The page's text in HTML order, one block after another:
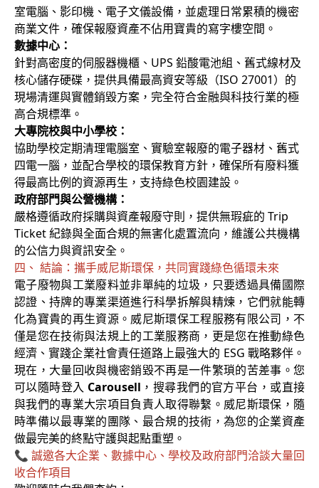
室電腦、影印機、電子文儀設備，並處理日常累積的機密
商業文件，確保報廢資產不佔用寶貴的寫字樓空間。
數據中心：
針對高密度的伺服器機櫃、UPS 鉛酸電池組、舊式線材及
核心儲存硬碟，提供具備最高資安等級（ISO 27001）的
現場清運與實體銷毀方案，完全符合金融與科技行業的極
高合規標準。
大專院校與中小學校：
協助學校定期清理電腦室、實驗室報廢的電子器材、舊式
四電一腦，並配合學校的環保教育方針，確保所有廢料獲
得最高比例的資源再生，支持綠色校園建設。
政府部門與公營機構：
嚴格遵循政府採購與資產報廢守則，提供無瑕疵的 Trip
Ticket 紀錄與全面合規的無害化處置流向，維護公共機構
的公信力與資訊安全。
四、 結論：攜手威尼斯環保，共同實踐綠色循環未來
電子廢物與工業廢料並非單純的垃圾，只要透過具備國際
認證、持牌的專業渠道進行科學拆解與精煉，它們就能轉
化為寶貴的再生資源。威尼斯環保工程服務有限公司，不
僅是您在技術與法規上的工業服務商，更是您在推動綠色
經濟、實踐企業社會責任道路上最強大的 ESG 戰略夥伴。
現在，大量回收與機密銷毀不再是一件繁瑣的苦差事。您
可以隨時登入 Carousell ，搜尋我們的官方平台，或直接
與我們的專業大宗項目負責人取得聯繫。威尼斯環保，隨
時準備以最專業的團隊、最合規的技術，為您的企業資產
做最完美的終點守護與起點重塑。
📞 誠邀各大企業、數據中心、學校及政府部門洽談大量回
收合作項目